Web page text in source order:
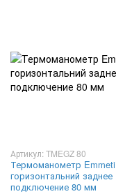
Артикул: TMEGZ 80
Термоманометр Emmeti
горизонтальний заднее
подключение 80 мм